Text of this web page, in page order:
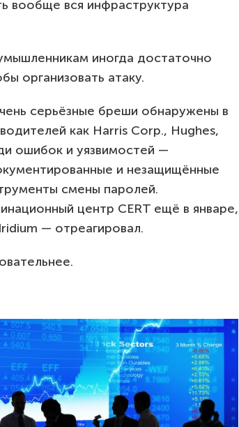
вообще вся инфраструктура
иногда достаточно
организовать атаку.
серьёзные бреши обнаружены в
как Harris Corp., Hughes,
ошибок и уязвимостей —
и незащищённые
смены паролей.
центр CERT ещё в январе,
— отреагировал.